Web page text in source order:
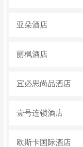
亚朵酒店
丽枫酒店
宜必思尚品酒店
壹号连锁酒店
欧斯卡国际酒店